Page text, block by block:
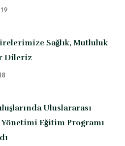
Sağlık, Mutluluk
Dileriz
Uluslararası
Eğitim Programı